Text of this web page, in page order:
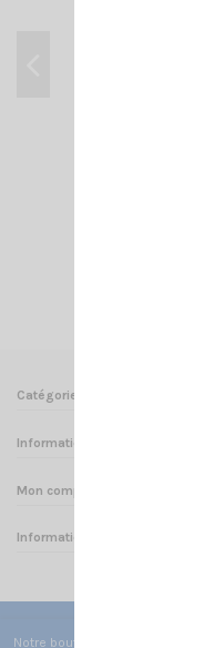
Catégories
Informations
Mon compte
Informations sur votre boutique
Notre boutique utilise des